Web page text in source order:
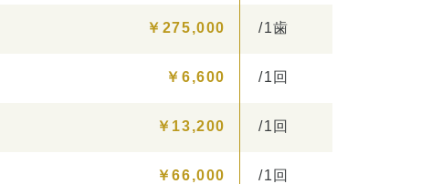
￥275,000 /1歯
￥6,600 /1回
￥13,200 /1回
￥66,000 /1回